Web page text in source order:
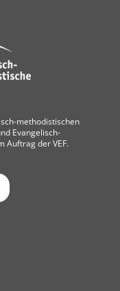
methodistischen
Evangelisch-
Auftrag der VEF.